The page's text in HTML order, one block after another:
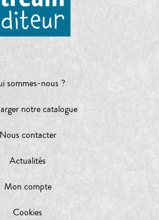
sommes-nous ?
notre catalogue
Nous contacter
Actualités
Mon compte
Cookies